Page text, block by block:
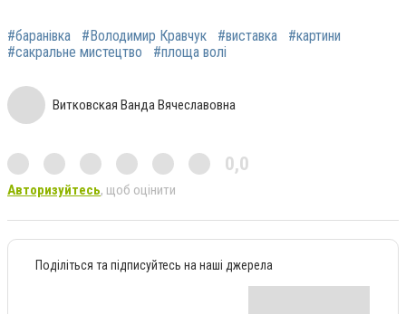
#баранівка #Володимир Кравчук #виставка
#картини
#сакральне мистецтво
#площа волі
Витковская Ванда Вячеславовна
0,0
Авторизуйтесь, щоб оцінити
Поділіться та підписуйтесь на наші джерела